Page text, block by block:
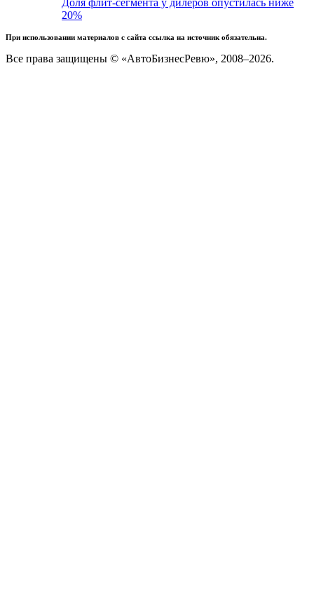
20%
При использовании материалов с сайта ссылка на источник обязательна.
Все права защищены © «АвтоБизнесРевю», 2008–2026.